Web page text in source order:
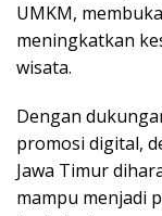
UMKM,
meningkatkan
wisata.
Dengan
promosi digital,
Jawa Timur
mampu menjadi